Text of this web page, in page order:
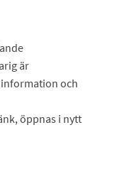
är
och
öppnas i nytt